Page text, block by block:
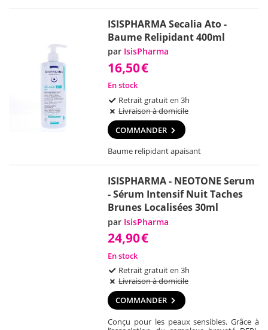
ISISPHARMA Secalia Ato -
Baume Relipidant 400ml
par IsisPharma
16,50€
En stock
Retrait gratuit en 3h
Livraison à domicile
COMMANDER
Baume relipidant apaisant
ISISPHARMA - NEOTONE Serum
- Sérum Intensif Nuit Taches
Brunes Localisées 30ml
par IsisPharma
24,90€
En stock
Retrait gratuit en 3h
Livraison à domicile
COMMANDER
Conçu pour les peaux sensibles. Grâce à